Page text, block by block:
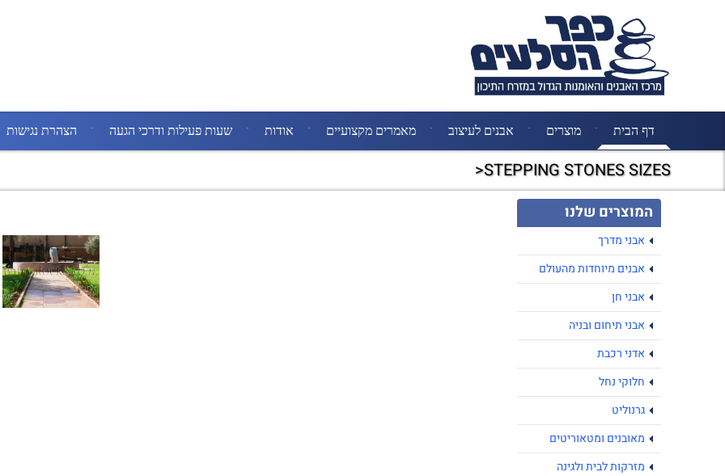
דף הבית מוצרים אבנים לעיצוב מאמרים מקצועיים אודות שעות פעילות ודרכי הגעה הצהרת נגישות
STEPPING STONES SIZES<
המוצרים שלנו
אבני מדרך
אבנים מיוחדות מהעולם
אבני חן
אבני תיחום ובניה
אדני רכבת
חלוקי נחל
גרנוליט
מאובנים ומטאוריטים
מזרקות לבית ולגינה